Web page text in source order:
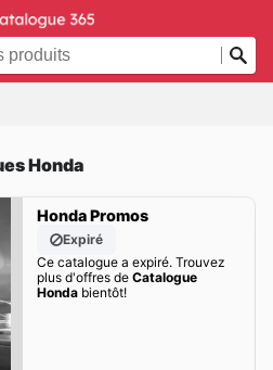
Honda
Honda Promos
Expiré
Ce catalogue a expiré. Trouvez
plus d'offres de Catalogue
Hondabientôt!